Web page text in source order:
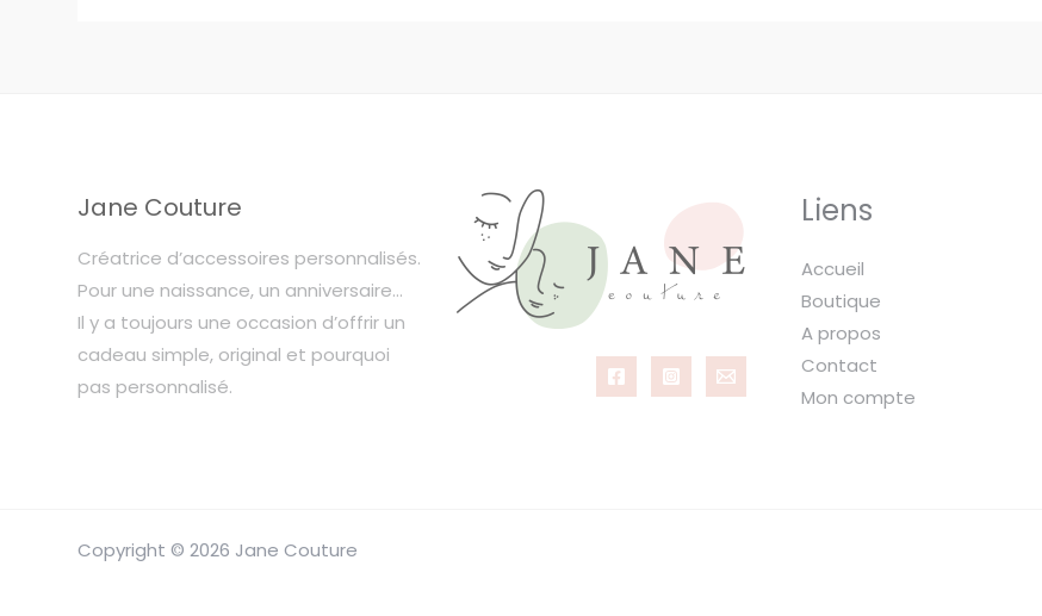
Jane Couture
Créatrice d’accessoires personnalisés.
Pour une naissance, un anniversaire…
Il y a toujours une occasion d’offrir un
cadeau simple, original et pourquoi
pas personnalisé.
Liens
Accueil
Boutique
A propos
Contact
Mon compte
Copyright © 2026 Jane Couture